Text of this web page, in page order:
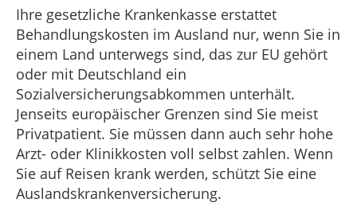
Ihre gesetzliche Krankenkasse erstattet
Behandlungskosten im Ausland nur, wenn Sie in
einem Land unterwegs sind, das zur EU gehört
oder mit Deutschland ein
Sozialversicherungsabkommen unterhält.
Jenseits europäischer Grenzen sind Sie meist
Privatpatient. Sie müssen dann auch sehr hohe
Arzt- oder Klinikkosten voll selbst zahlen. Wenn
Sie auf Reisen krank werden, schützt Sie eine
Auslandskrankenversicherung.